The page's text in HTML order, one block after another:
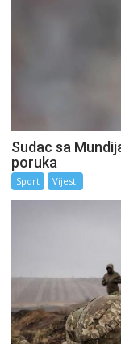
Sudac sa
poruka
Sport Vijesti